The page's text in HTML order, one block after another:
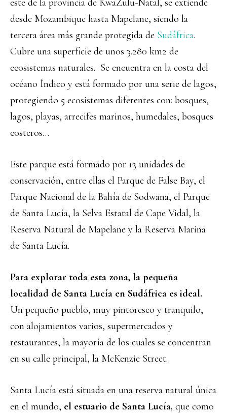
este de la provincia de KwaZulu-Natal, se extiende
desde Mozambique hasta Mapelane, siendo la
tercera área más grande protegida de Sudáfrica.
Cubre una superficie de unos 3.280 km2 de
ecosistemas naturales. Se encuentra en la costa del
océano Índico y está formado por una serie de lagos,
protegiendo 5 ecosistemas diferentes con: bosques,
lagos, playas, arrecifes marinos, humedales, bosques
costeros…
Este parque está formado por 13 unidades de
conservación, entre ellas el Parque de False Bay, el
Parque Nacional de la Bahía de Sodwana, el Parque
de Santa Lucía, la Selva Estatal de Cape Vidal, la
Reserva Natural de Mapelane y la Reserva Marina
de Santa Lucía.
Para explorar toda esta zona, la pequeña
localidad de Santa Lucía en Sudáfrica es ideal.
Un pequeño pueblo, muy pintoresco y tranquilo,
con alojamientos varios, supermercados y
restaurantes, la mayoría de los cuales se concentran
en su calle principal, la McKenzie Street.
Santa Lucía está situada en una reserva natural única
en el mundo, el estuario de Santa Lucía, que como